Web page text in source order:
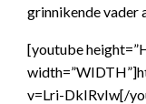
grinnikende vader
[youtube
v=Lri-DkIRvIw[/